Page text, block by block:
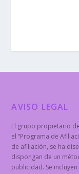
AVISO LEGAL
El grupo propietario
el “Programa de
de afiliación, se ha
dispongan de un
publicidad. Se